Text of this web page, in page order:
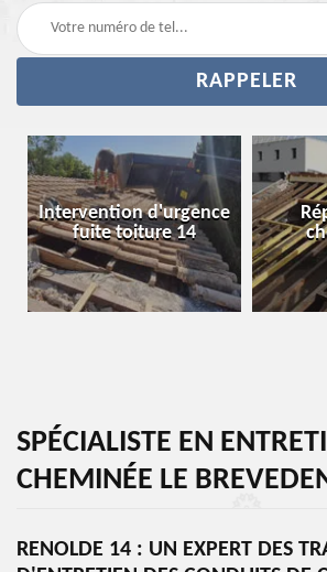
Intervention d'urgence
fuite toiture 14
SPÉCIALISTE EN
CHEMINÉE LE
RENOLDE 14 : UN EXPERT DES